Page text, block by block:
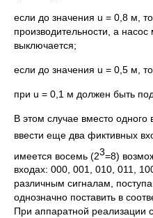
если до значения u = 0,8 м,
производительности, а
выключается;
если до значения u = 0,5 м,
при u = 0,1 м должен быть
В этом случае вместо одного
ввести еще два фиктивных
имеется восемь (23=8)
входах: 000, 001, 010, 011,
различным сигналам,
однозначно поставить в
При аппаратной реализации